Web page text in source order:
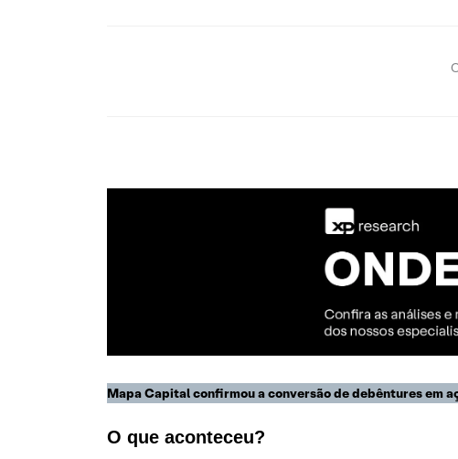
Mapa Capital confirmou a conversão de debêntures em
O que aconteceu?